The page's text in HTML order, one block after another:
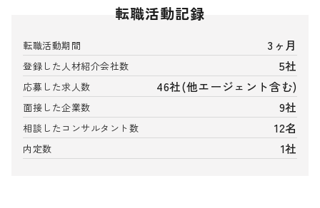
転職活動記録
転職活動期間 3ヶ月
登録した人材紹介会社数 5社
応募した求人数 46社(他エージェント含む)
面接した企業数 9社
相談したコンサルタント数 12名
内定数 1社